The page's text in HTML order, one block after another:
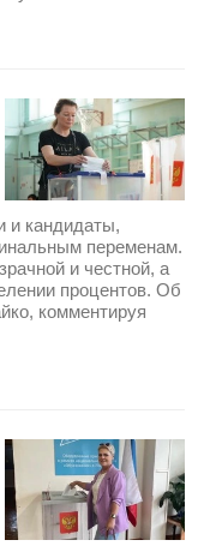
и кандидаты,
переменам.
и честной, а
процентов. Об
комментируя